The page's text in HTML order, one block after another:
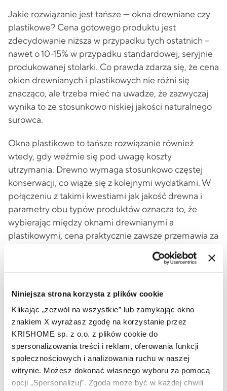
Niniejsza strona korzysta z plików cookie
Klikając „zezwól na wszystkie” lub zamykając okno
znakiem X wyrażasz zgodę na korzystanie przez
KRISHOME sp. z o.o. z plików cookie do
spersonalizowania treści i reklam, oferowania funkcji
społecznościowych i analizowania ruchu w naszej
witrynie. Możesz dokonać własnego wyboru za pomocą
opcji „Spersonalizuj”. Zgoda może być w każdej chwili
Jakie rozwiązanie jest tańsze — okna drewniane czy
plastikowe? Cena gotowego produktu jest
zdecydowanie niższa w przypadku tych ostatnich –
nawet o 10-15% w przypadku standardowej, seryjnie
produkowanej stolarki. Co prawda zdarza się, że cena
okien drewnianych i plastikowych nie różni się
znacząco, ale trzeba mieć na uwadze, że zazwyczaj
wynika to ze stosunkowo niskiej jakości naturalnego
surowca.
Okna plastikowe to tańsze rozwiązanie również
wtedy, gdy weźmie się pod uwagę koszty
utrzymania. Drewno wymaga stosunkowo częstej
konserwacji, co wiąże się z kolejnymi wydatkami. W
połączeniu z takimi kwestiami jak jakość drewna i
parametry obu typów produktów oznacza to, że
wybierając między oknami drewnianymi a
plastikowymi, cena praktycznie zawsze przemawia za
Koszty montażu okien drewnianych i
PVC (PCV)
Niezależnie od tego, czy zdecydujemy się na okna
plastikowe, czy drewniane, ich montaż nie jest zbyt
skomplikowany. Jednocześnie znacznie większa
popularność tych pierwszych sprawia, że znalezienie
doświadczonych specjalistów w tej dziedzinie będzie
o wiele łatwiejsze. W przypadku okien KRISHOME